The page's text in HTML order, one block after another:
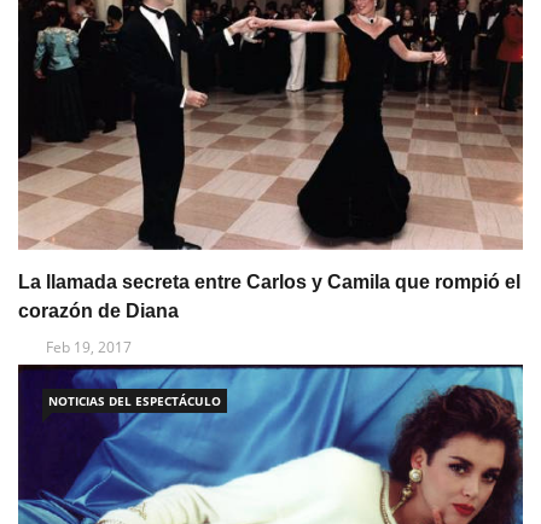
La llamada secreta entre Carlos y Camila que rompió el
corazón de Diana
Feb 19, 2017
NOTICIAS DEL ESPECTÁCULO